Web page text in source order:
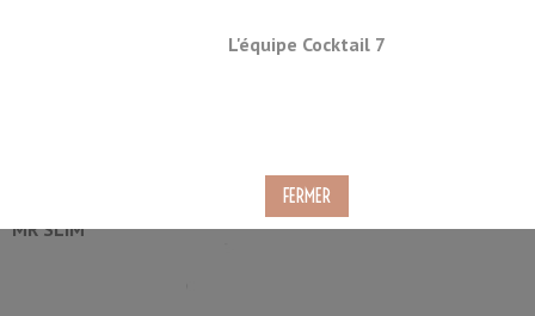
MENU
L'équipe Cocktail 7
MR SLIM